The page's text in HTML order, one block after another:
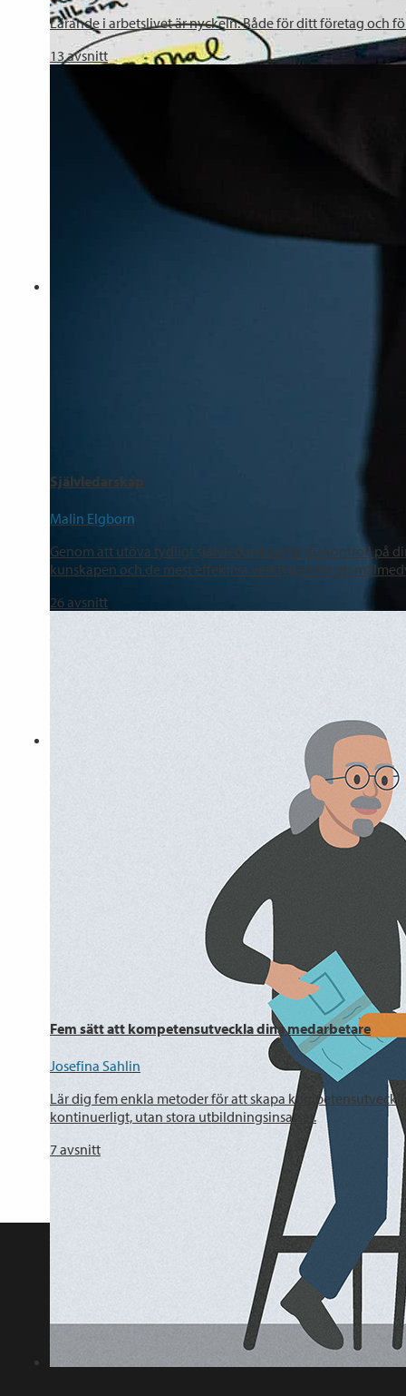
Lärande i arbetslivet är nyckeln. Både för ditt företag och
13avsnitt
Självledarskap
Malin Elgborn
Genom att utöva tydligt självledarskap får du kontroll på
kunskapen och de mest effektiva verktygen för ett
26 avsnitt
Fem sätt att kompetensutveckla dina medarbetare
Josefina Sahlin
Lär dig fem enkla metoder för att skapa
kontinuerligt, utan stora utbildningsinsatser.
7avsnitt